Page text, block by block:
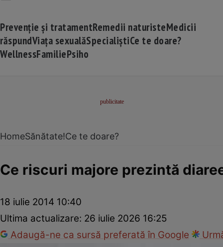
Prevenție și tratamentRemedii naturisteMedicii
răspundViața sexualăSpecialiștiCe te doare?
WellnessFamiliePsiho
HomeSănătate!Ce te doare?
Ce riscuri majore prezintă
18 iulie 2014 10:40
Ultima actualizare: 26 iulie 2026 16:25
Adaugă-ne ca sursă preferată în Google